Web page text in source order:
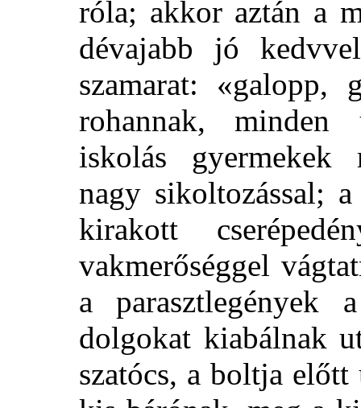
róla; akkor aztán a
dévajabb jó
szamarat: «galopp,
rohannak, minden
iskolás gyermekek
nagy sikoltozással;
kirakott
vakmerőséggel
a parasztlegények
dolgokat kiabálnak
szatócs, a boltja